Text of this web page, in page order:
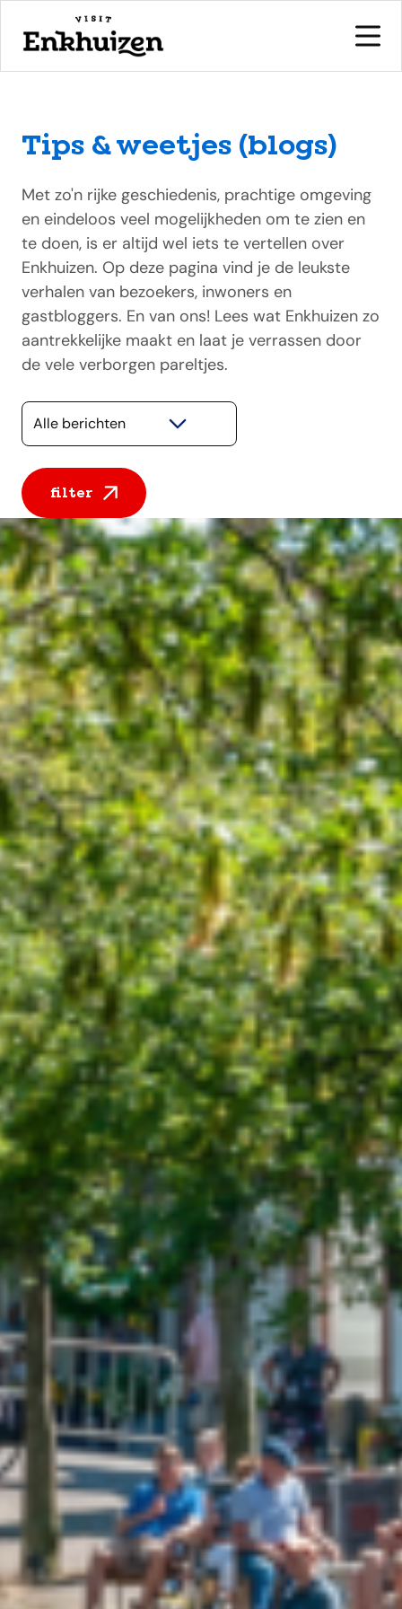
naar de inhoud
Tips & weetjes (blogs)
Met zo'n rijke geschiedenis, prachtige omgeving
en eindeloos veel mogelijkheden om te zien en
te doen, is er altijd wel iets te vertellen over
Enkhuizen. Op deze pagina vind je de leukste
verhalen van bezoekers, inwoners en
gastbloggers. En van ons! Lees wat Enkhuizen zo
aantrekkelijke maakt en laat je verrassen door
de vele verborgen pareltjes.
Selecteer een categorie
filter